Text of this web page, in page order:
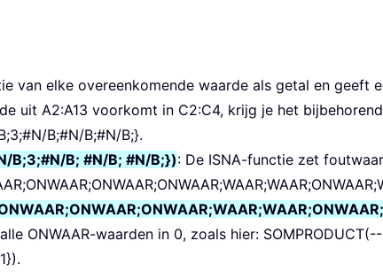
van elke overeenkomende waarde als getal en geeft
uit A2:A13 voorkomt in C2:C4, krijg je het
B;#N/B;#N/B;}.
B;3;#N/B; #N/B; #N/B;}): De ISNA-functie zet
ONWAAR-waarden in 0, zoals hier: SOMPRODUCT(--